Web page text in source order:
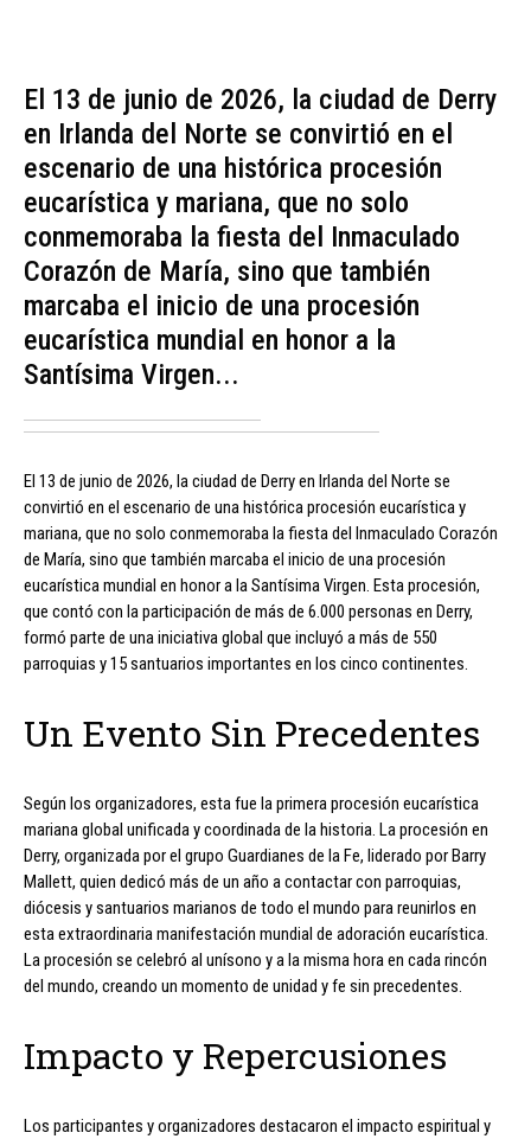
El 13 de junio de 2026, la ciudad de Derry
en Irlanda del Norte se convirtió en el
escenario de una histórica procesión
eucarística y mariana, que no solo
conmemoraba la fiesta del Inmaculado
Corazón de María, sino que también
marcaba el inicio de una procesión
eucarística mundial en honor a la
Santísima Virgen...
El 13 de junio de 2026, la ciudad de Derry en Irlanda del Norte se
convirtió en el escenario de una histórica procesión eucarística y
mariana, que no solo conmemoraba la fiesta del Inmaculado Corazón
de María, sino que también marcaba el inicio de una procesión
eucarística mundial en honor a la Santísima Virgen. Esta procesión,
que contó con la participación de más de 6.000 personas en Derry,
formó parte de una iniciativa global que incluyó a más de 550
parroquias y 15 santuarios importantes en los cinco continentes.
Un Evento Sin Precedentes
Según los organizadores, esta fue la primera procesión eucarística
mariana global unificada y coordinada de la historia. La procesión en
Derry, organizada por el grupo Guardianes de la Fe, liderado por Barry
Mallett, quien dedicó más de un año a contactar con parroquias,
diócesis y santuarios marianos de todo el mundo para reunirlos en
esta extraordinaria manifestación mundial de adoración eucarística.
La procesión se celebró al unísono y a la misma hora en cada rincón
del mundo, creando un momento de unidad y fe sin precedentes.
Impacto y Repercusiones
Los participantes y organizadores destacaron el impacto espiritual y